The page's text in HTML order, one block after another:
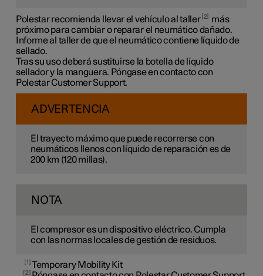
Polestar recomienda llevar el vehículo al taller 2
más
próximo para cambiar o reparar el neumático dañado.
Informe al taller de que el neumático contiene líquido de
sellado.
Tras su uso deberá sustituirse la botella de líquido
sellador y la manguera. Póngase en contacto con
Polestar Customer Support.
ADVERTENCIA
El trayecto máximo que puede recorrerse con
neumáticos llenos con líquido de reparación es de
200 km (120 millas).
NOTA
El compresor es un dispositivo eléctrico. Cumpla
con las normas locales de gestión de residuos.
1 Temporary Mobility Kit
2